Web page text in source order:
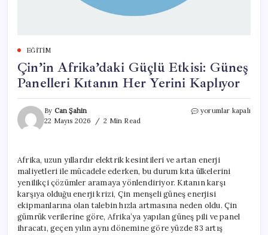
EĞITIM
Çin’in Afrika’daki Güçlü Etkisi: Güneş
Panelleri Kıtanın Her Yerini Kaplıyor
By Can Şahin
22 Mayıs 2026
2 Min Read
Çin’in
Panelleri
Kıtanın
Her
Yerini
Kaplıyor
için
yorumlar kapalı
Afrika, uzun yıllardır elektrik kesintileri ve artan enerji
maliyetleri ile mücadele ederken, bu durum kıta ülkelerini
yenilikçi çözümler aramaya yönlendiriyor. Kıtanın karşı
karşıya olduğu enerji krizi, Çin menşeli güneş enerjisi
ekipmanlarına olan talebin hızla artmasına neden oldu. Çin
gümrük verilerine göre, Afrika’ya yapılan güneş pili ve panel
ihracatı, geçen yılın aynı dönemine göre yüzde 83 artış